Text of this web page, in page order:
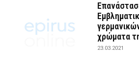
χρώματα
23.03.2021